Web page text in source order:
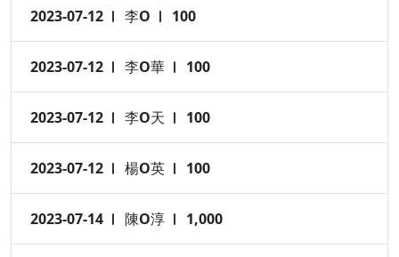
2023-07-12 李O 100
2023-07-12 李O華 100
2023-07-12 李O天 100
2023-07-12 楊O英 100
2023-07-14 陳O淳 1,000